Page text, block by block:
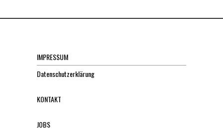
IMPRESSUM
Datenschutzerklärung
KONTAKT
JOBS